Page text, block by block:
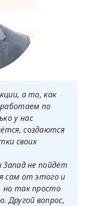
а то, как
по
у нас
создаются
своих
Запад не пойдёт
сам от этого и
но так просто
Другой вопрос,